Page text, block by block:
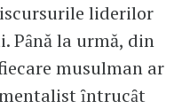
liderilor
Pȃnă la urmă, din
musulman ar
ȋntrucȃt